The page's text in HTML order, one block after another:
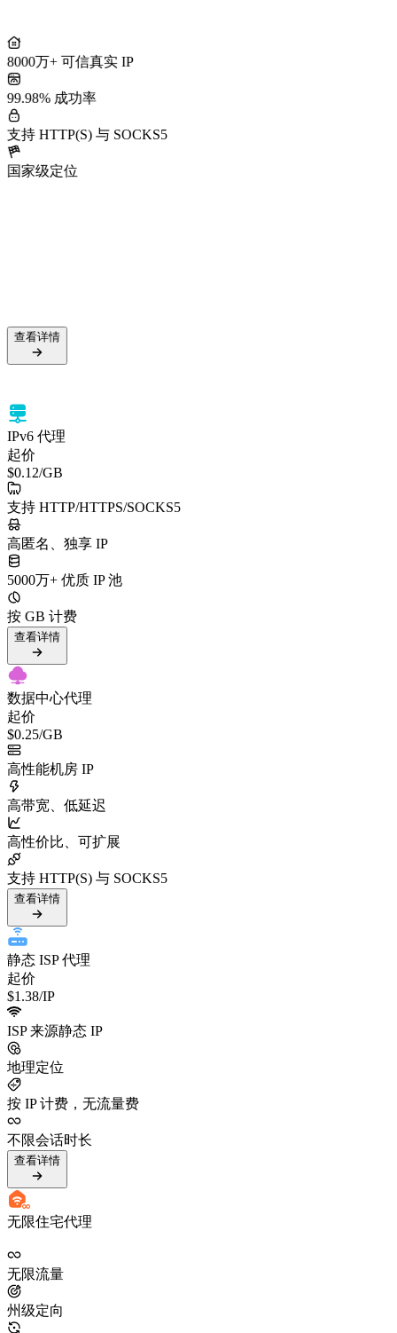
8000万+ 可信真实 IP
99.98% 成功率
支持 HTTP(S) 与 SOCKS5
国家级定位
查看详情
IPv6 代理
起价
$0.12/GB
支持 HTTP/HTTPS/SOCKS5
高匿名、独享 IP
5000万+ 优质 IP 池
按 GB 计费
查看详情
数据中心代理
起价
$0.25/GB
高性能机房 IP
高带宽、低延迟
高性价比、可扩展
支持 HTTP(S) 与 SOCKS5
查看详情
静态 ISP 代理
起价
$1.38/IP
ISP 来源静态 IP
地理定位
按 IP 计费，无流量费
不限会话时长
查看详情
无限住宅代理
无限流量
州级定向